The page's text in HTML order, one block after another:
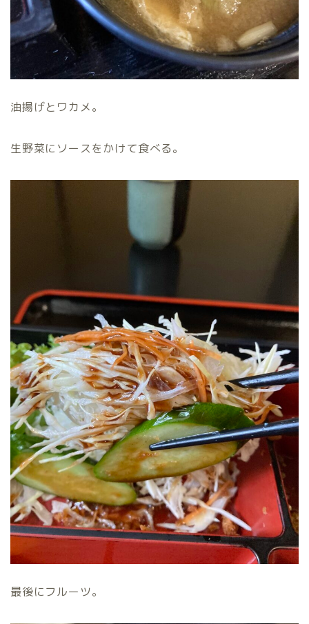
油揚げとワカメ。
生野菜にソースをかけて食べる。
最後にフルーツ。